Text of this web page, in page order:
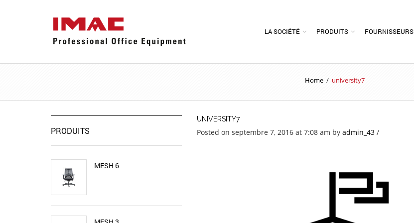
LA SOCIÉTÉ PRODUITS FOURNISSEURS
Home / university7
UNIVERSITY7
Posted on septembre 7, 2016 at 7:08 am by admin_43/
PRODUITS
MESH 6